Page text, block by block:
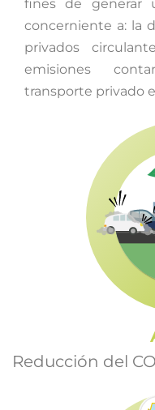
fines de generar
concerniente a: la
privados
emisiones
transporte privado
Reducción del CO